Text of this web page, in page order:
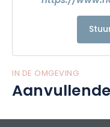
IN DE OMGEVING